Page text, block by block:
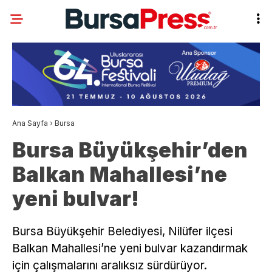
Ana Sayfa › Bursa
Bursa Büyükşehir’den
Balkan Mahallesi’ne
yeni bulvar!
Bursa Büyükşehir Belediyesi, Nilüfer ilçesi
Balkan Mahallesi’ne yeni bulvar kazandırmak
için çalışmalarını aralıksız sürdürüyor.